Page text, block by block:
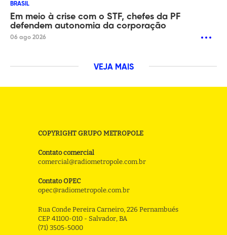
BRASIL
Em meio à crise com o STF, chefes da PF
defendem autonomia da corporação
06 ago 2026
VEJA MAIS
COPYRIGHT GRUPO METROPOLE
Contato comercial
comercial@radiometropole.com.br
Contato OPEC
opec@radiometropole.com.br
Rua Conde Pereira Carneiro, 226 Pernambués
CEP 41100-010 - Salvador, BA
(71) 3505-5000